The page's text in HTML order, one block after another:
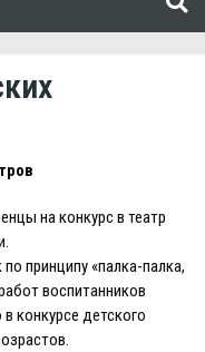
на конкурс в театр
принципу «палка-палка,
воспитанников
конкурсе детского